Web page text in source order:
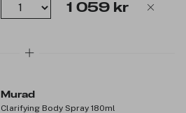
1 059 kr
Murad
Clarifying Body Spray 180ml